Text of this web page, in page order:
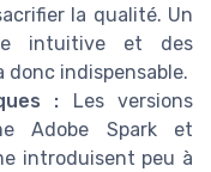
la qualité. Un
intuitive et des
indispensable.
: Les versions
Adobe Spark et
introduisent peu à